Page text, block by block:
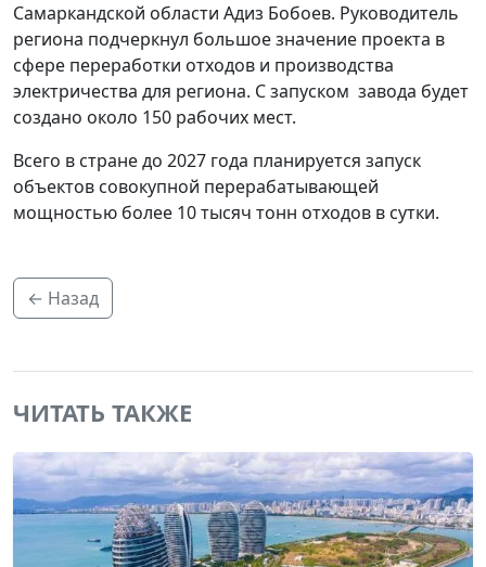
Самаркандской области Адиз Бобоев. Руководитель
региона подчеркнул большое значение проекта в
сфере переработки отходов и производства
электричества для региона. С запуском завода будет
создано около 150 рабочих мест.
Всего в стране до 2027 года планируется запуск
объектов совокупной перерабатывающей
мощностью более 10 тысяч тонн отходов в сутки.
← Назад
ЧИТАТЬ ТАКЖЕ